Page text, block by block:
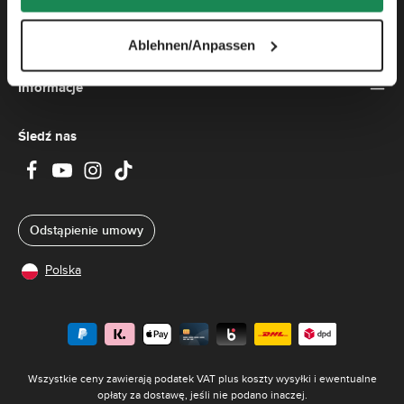
Ablehnen/Anpassen
s
t
:
-
i
Informacje
Śledź nas
Odstąpienie umowy
Polska
Wszystkie ceny zawierają podatek VAT plus koszty wysyłki i ewentualne
opłaty za dostawę, jeśli nie podano inaczej.